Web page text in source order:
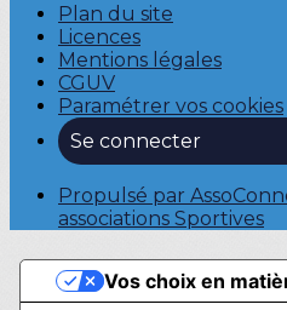
Plan du site
Licences
Mentions légales
CGUV
Paramétrer vos cookies
Se connecter
Propulsé par
associations Sportives
Vos choix en